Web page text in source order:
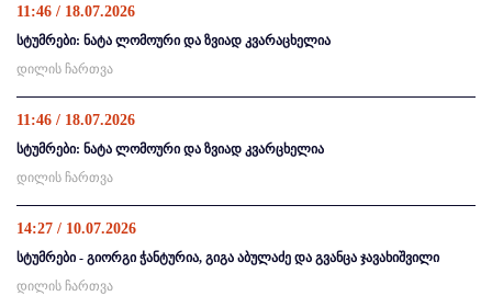
11:46 / 18.07.2026
სტუმრები: ნატა ლომოური და ზვიად კვარაცხელია
დილის ჩართვა
11:46 / 18.07.2026
სტუმრები: ნატა ლომოური და ზვიად კვარცხელია
დილის ჩართვა
14:27 / 10.07.2026
სტუმრები - გიორგი ჭანტურია, გიგა აბულაძე და გვანცა ჯავახიშვილი
დილის ჩართვა